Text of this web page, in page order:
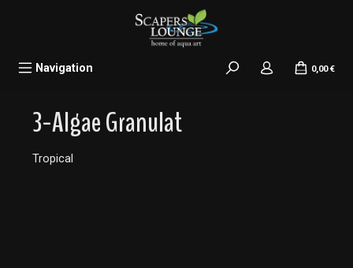
Navigation 0,00 €
3-Algae Granulat
Tropical